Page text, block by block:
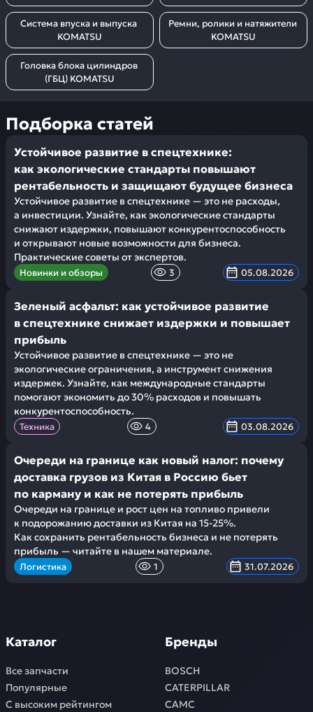
Система впуска и выпуска
KOMATSU
Ремни, ролики и натяжители
KOMATSU
Головка блока цилиндров
(ГБЦ) KOMATSU
Подборка статей
Устойчивое развитие в спецтехнике:
как экологические стандарты повышают
рентабельность и защищают будущее бизнеса
Устойчивое развитие в спецтехнике — это не расходы,
а инвестиции. Узнайте, как экологические стандарты
снижают издержки, повышают конкурентоспособность
и открывают новые возможности для бизнеса.
Практические советы от экспертов.
Новинки и обзоры 3 05.08.2026
Зеленый асфальт: как устойчивое развитие
в спецтехнике снижает издержки и повышает
прибыль
Устойчивое развитие в спецтехнике — это не
экологические ограничения, а инструмент снижения
издержек. Узнайте, как международные стандарты
помогают экономить до 30% расходов и повышать
конкурентоспособность.
Техника 4 03.08.2026
Очереди на границе как новый налог: почему
доставка грузов из Китая в Россию бьет
по карману и как не потерять прибыль
Очереди на границе и рост цен на топливо привели
к подорожанию доставки из Китая на 15-25%.
Как сохранить рентабельность бизнеса и не потерять
прибыль — читайте в нашем материале.
Логистика 1 31.07.2026
Каталог
Все запчасти
Популярные
С высоким рейтингом
Бренды
BOSCH
CATERPILLAR
CAMC